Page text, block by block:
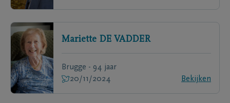
Mariette DE VADDER
Brugge - 94 jaar
20/11/2024
Bekijken